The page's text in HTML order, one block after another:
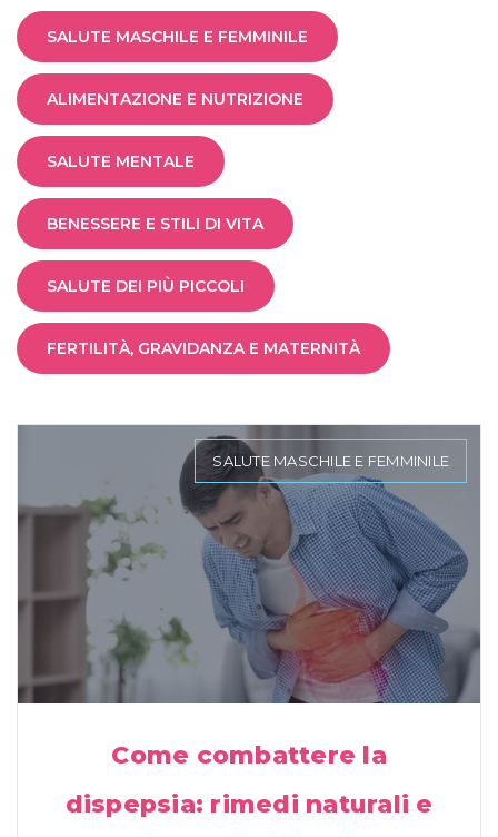
SALUTE MASCHILE E FEMMINILE
ALIMENTAZIONE E NUTRIZIONE
SALUTE MENTALE
BENESSERE E STILI DI VITA
SALUTE DEI PIÙ PICCOLI
FERTILITÀ, GRAVIDANZA E MATERNITÀ
SALUTE MASCHILE E FEMMINILE
Come combattere la
dispepsia: rimedi naturali e